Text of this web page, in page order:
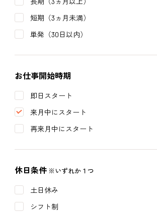
短期（3ヵ月未満）
単発（30日以内）
お仕事開始時期
即日スタート
来月中にスタート
再来月中にスタート
休日条件 ※いずれか１つ
土日休み
シフト制